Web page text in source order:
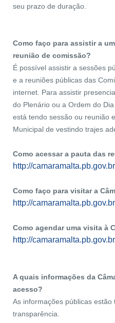
seu prazo de duração.
Como faço para assistir a
reunião de comissão?
É possível assistir a sessões
e a reuniões públicas das
internet. Para assistir
do Plenário ou a Ordem do
está tendo sessão ou reunião
Municipal de vestindo trajes
Como acessar a pauta das
http://
Como faço para visitar a
http://
Como agendar uma visita à
http://
A quais informações da
acesso?
As informações públicas
transparência.